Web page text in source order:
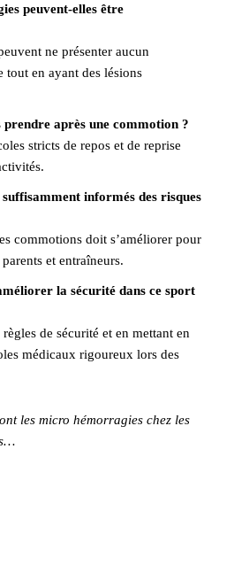
peuvent-elles être
ne présenter aucun
tout en ayant des lésions
prendre après une commotion ?
stricts de repos et de reprise
informés des risques
commotions doit s’améliorer pour
et entraîneurs.
la sécurité dans ce sport
de sécurité et en mettant en
médicaux rigoureux lors des
les micro hémorragies chez les